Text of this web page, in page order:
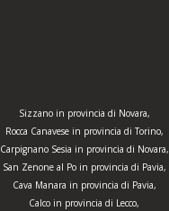
Sizzano in provincia di Novara,
Rocca Canavese in provincia di Torino,
Carpignano Sesia in provincia di Novara,
San Zenone al Po in provincia di Pavia,
Cava Manara in provincia di Pavia,
Calco in provincia di Lecco,